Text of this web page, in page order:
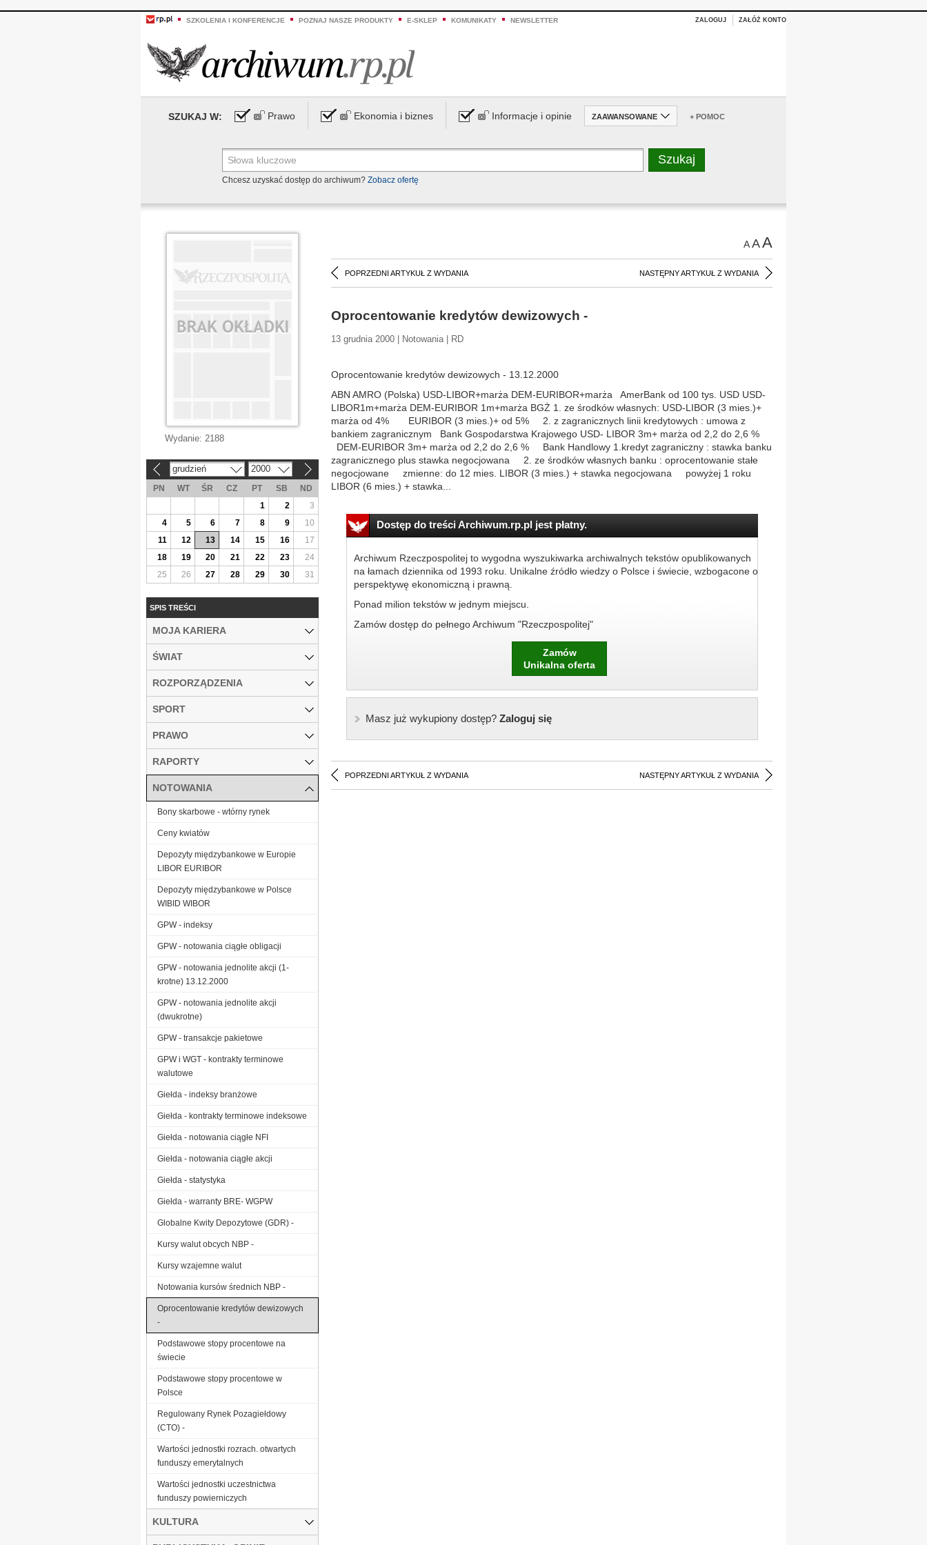
SZKOLENIA I KONFERENCJE POZNAJ NASZE PRODUKTY E-SKLEP KOMUNIKATY NEWSLETTER ZALOGUJ ZAŁÓŻ KONTO
SZUKAJ W: Prawo Ekonomia i biznes Informacje i opinie ZAAWANSOWANE + POMOC
Chcesz uzyskać dostęp do archiwum? Zobacz ofertę
AAA
POPRZEDNI ARTYKUŁ Z WYDANIA NASTĘPNY ARTYKUŁ Z WYDANIA
Oprocentowanie kredytów dewizowych -
13 grudnia 2000 | Notowania | RD
Oprocentowanie kredytów dewizowych - 13.12.2000
ABN AMRO (Polska) USD-LIBOR+marża DEM-EURIBOR+marża AmerBank od 100 tys. USD USD-
LIBOR1m+marża DEM-EURIBOR 1m+marża BGŻ 1. ze środków własnych: USD-LIBOR (3 mies.)+
marża od 4% EURIBOR (3 mies.)+ od 5% 2. z zagranicznych linii kredytowych : umowa z
bankiem zagranicznym Bank Gospodarstwa Krajowego USD- LIBOR 3m+ marża od 2,2 do 2,6 %
DEM-EURIBOR 3m+ marża od 2,2 do 2,6 % Bank Handlowy 1.kredyt zagraniczny : stawka banku
zagranicznego plus stawka negocjowana 2. ze środków własnych banku : oprocentowanie stałe
negocjowane zmienne: do 12 mies. LIBOR (3 mies.) + stawka negocjowana powyżej 1 roku
LIBOR (6 mies.) + stawka...
Dostęp do treści Archiwum.rp.pl jest płatny.
Archiwum Rzeczpospolitej to wygodna wyszukiwarka archiwalnych tekstów opublikowanych
na łamach dziennika od 1993 roku. Unikalne źródło wiedzy o Polsce i świecie, wzbogacone o
perspektywę ekonomiczną i prawną.
Ponad milion tekstów w jednym miejscu.
Zamów dostęp do pełnego Archiwum "Rzeczpospolitej"
Zamów
Unikalna oferta
Masz już wykupiony dostęp?Zaloguj się
POPRZEDNI ARTYKUŁ Z WYDANIA NASTĘPNY ARTYKUŁ Z WYDANIA
Wydanie: 2188
grudzień 2000
PN WT ŚR CZ PT SB
ND
1
2
3
4
5 6 7 8 9
10
11
12 13 14 15 16
17
18
19 20 21 22 23
24
25
26 27 28 29 30 31
SPIS TREŚCI
MOJA KARIERA
ŚWIAT
ROZPORZĄDZENIA
SPORT
PRAWO
RAPORTY
NOTOWANIA
Bony skarbowe - wtórny rynek
Ceny kwiatów
Depozyty międzybankowe w Europie
LIBOR EURIBOR
Depozyty międzybankowe w Polsce
WIBID WIBOR
GPW - indeksy
GPW - notowania ciągłe obligacji
GPW - notowania jednolite akcji (1-
krotne) 13.12.2000
GPW - notowania jednolite akcji
(dwukrotne)
GPW - transakcje pakietowe
GPW i WGT - kontrakty terminowe
walutowe
Giełda - indeksy branżowe
Giełda - kontrakty terminowe indeksowe
Giełda - notowania ciągłe NFI
Giełda - notowania ciągłe akcji
Giełda - statystyka
Giełda - warranty BRE- WGPW
Globalne Kwity Depozytowe (GDR) -
Kursy walut obcych NBP -
Kursy wzajemne walut
Notowania kursów średnich NBP -
Oprocentowanie kredytów dewizowych
-
Podstawowe stopy procentowe na
świecie
Podstawowe stopy procentowe w
Polsce
Regulowany Rynek Pozagiełdowy
(CTO) -
Wartości jednostki rozrach. otwartych
funduszy emerytalnych
Wartości jednostki uczestnictwa
funduszy powierniczych
KULTURA